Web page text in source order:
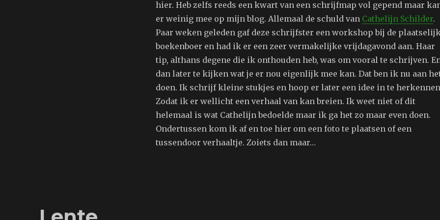
hier. Heb zelfs reeds een kwart van een schrijfmap vol gepend maar
er weinig mee op mijn blog. Allemaal de schuld van Cathelijn Schilder.
Paar weken geleden gaf deze schrijfster een workshop bij de
boekenboer en had ik er een zeer vermakelijke vrijdagavond aan. Haar
tip, althans degene die ik onthouden heb, was om vooral te schrijven.
dan later te kijken wat je er nou eigenlijk mee kan. Dat ben ik nu aan
doen. Ik schrijf kleine stukjes en hoop er later een idee in te
Zodat ik er wellicht een verhaal van kan breien. Ik weet niet of dit
helemaal is wat Cathelijn bedoelde maar ik ga het zo maar even doen.
Ondertussen kom ik af en toe hier om een foto te plaatsen of een
tussendoor verhaaltje. Zoiets dan maar…